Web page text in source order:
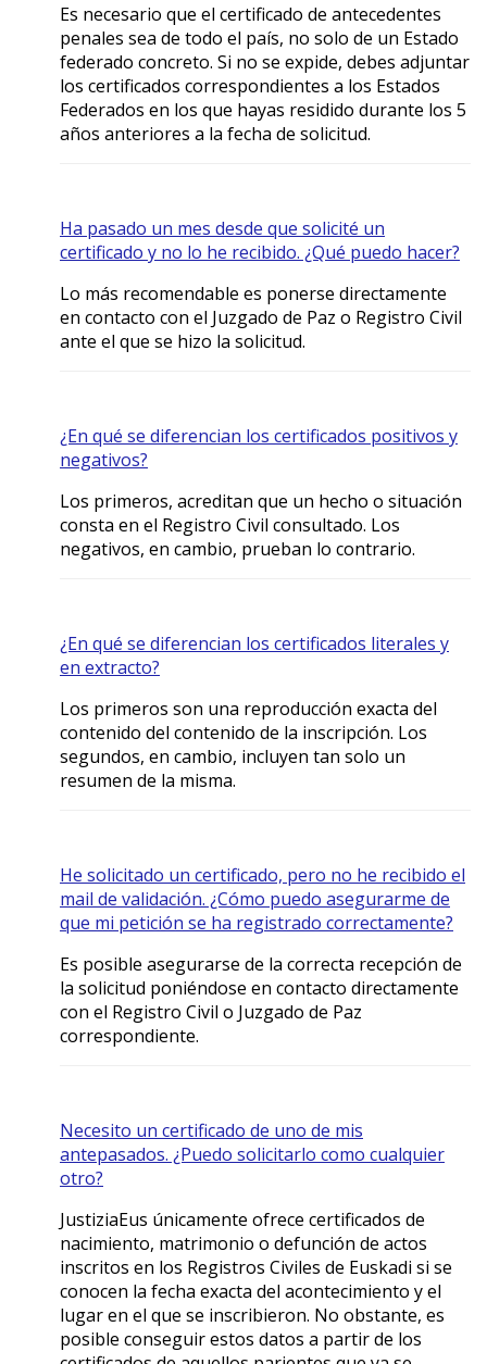
Es necesario que el certificado de antecedentes
penales sea de todo el país, no solo de un Estado
federado concreto. Si no se expide, debes adjuntar
los certificados correspondientes a los Estados
Federados en los que hayas residido durante los 5
años anteriores a la fecha de solicitud.
Ha pasado un mes desde que solicité un
certificado y no lo he recibido. ¿Qué puedo hacer?
Lo más recomendable es ponerse directamente
en contacto con el Juzgado de Paz o Registro Civil
ante el que se hizo la solicitud.
¿En qué se diferencian los certificados positivos y
negativos?
Los primeros, acreditan que un hecho o situación
consta en el Registro Civil consultado. Los
negativos, en cambio, prueban lo contrario.
¿En qué se diferencian los certificados literales y
en extracto?
Los primeros son una reproducción exacta del
contenido del contenido de la inscripción. Los
segundos, en cambio, incluyen tan solo un
resumen de la misma.
He solicitado un certificado, pero no he recibido el
mail de validación. ¿Cómo puedo asegurarme de
que mi petición se ha registrado correctamente?
Es posible asegurarse de la correcta recepción de
la solicitud poniéndose en contacto directamente
con el Registro Civil o Juzgado de Paz
correspondiente.
Necesito un certificado de uno de mis
antepasados. ¿Puedo solicitarlo como cualquier
otro?
JustiziaEus únicamente ofrece certificados de
nacimiento, matrimonio o defunción de actos
inscritos en los Registros Civiles de Euskadi si se
conocen la fecha exacta del acontecimiento y el
lugar en el que se inscribieron. No obstante, es
posible conseguir estos datos a partir de los